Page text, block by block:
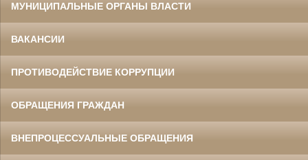
МУНИЦИПАЛЬНЫЕ ОРГАНЫ ВЛАСТИ
ВАКАНСИИ
ПРОТИВОДЕЙСТВИЕ КОРРУПЦИИ
ОБРАЩЕНИЯ ГРАЖДАН
ВНЕПРОЦЕССУАЛЬНЫЕ ОБРАЩЕНИЯ